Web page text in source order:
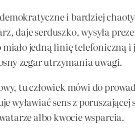
i bardziej
daje serduszko, wysyła
jedną linię telefoniczną
zegar utrzymania uwagi.
tu człowiek mówi do
sens z poruszającej
albo kwocie wsparcia.